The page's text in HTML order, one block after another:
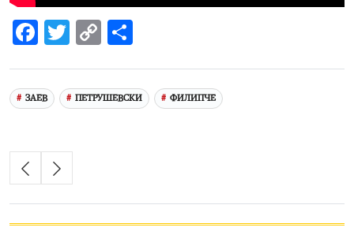
Facebook
Twitter
Copy
ЗАЕВ ПЕТРУШЕВСКИ ФИЛИПЧЕ